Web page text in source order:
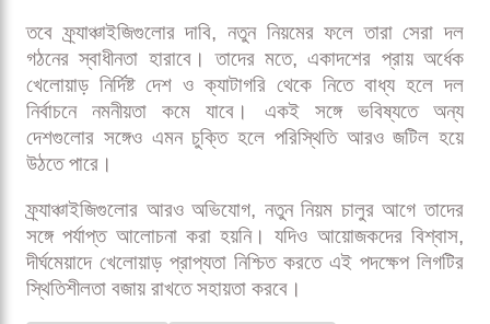
তবে ফ্র্যাঞ্চাইজিগুলোর দাবি, নতুন নিয়মের ফলে তারা সেরা দল
গঠনের স্বাধীনতা হারাবে। তাদের মতে, একাদশের প্রায় অর্ধেক
খেলোয়াড় নির্দিষ্ট দেশ ও ক্যাটাগরি থেকে নিতে বাধ্য হলে দল
নির্বাচনে নমনীয়তা কমে যাবে। একই সঙ্গে ভবিষ্যতে অন্য
দেশগুলোর সঙ্গেও এমন চুক্তি হলে পরিস্থিতি আরও জটিল হয়ে
উঠতে পারে।
ফ্র্যাঞ্চাইজিগুলোর আরও অভিযোগ, নতুন নিয়ম চালুর আগে তাদের
সঙ্গে পর্যাপ্ত আলোচনা করা হয়নি। যদিও আয়োজকদের বিশ্বাস,
দীর্ঘমেয়াদে খেলোয়াড় প্রাপ্যতা নিশ্চিত করতে এই পদক্ষেপ লিগটির
স্থিতিশীলতা বজায় রাখতে সহায়তা করবে।